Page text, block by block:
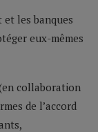
et les banques
eux-mêmes
collaboration
de l’accord